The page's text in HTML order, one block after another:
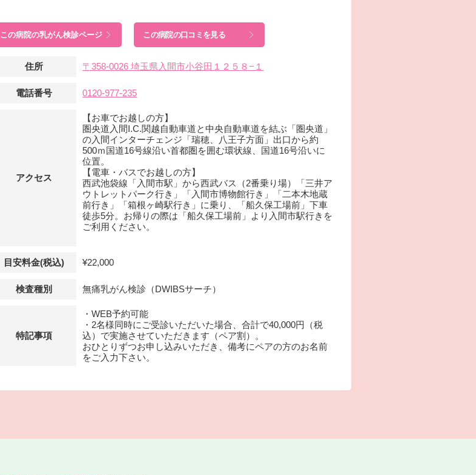
この病院の乳がん検診ページ この病院の口コミを見る
住所 〒358-0026 埼玉県入間市小谷田１２５８−１
電話番号 0120-977-235
アクセス
【お車でお越しの方】
圏央道入間I.C.関越自動車道と中央自動車道を結ぶ「圏央道」
の入間インターチェンジ「瑞穂、八王子方面」出口から約
500ｍ国道16号線沿い首都圏を囲む環状線、国道16号沿いに
位置。
【電車・バスでお越しの方】
西武池袋線「入間市駅」から西武バス（2番乗り場）「三井ア
ウトレットパーク行き」「入間市博物館行き」「二本木地蔵
前行き」「箱根ヶ崎駅行き」に乗り、「船久保工場前」下車
徒歩5分。お帰りの際は「船久保工場前」より入間市駅行きを
ご利用ください。
目安料金(税込) ¥22,000
検査種別 無痛乳がん検診（DWIBSサーチ）
特記事項
・WEB予約可能
・2名様同時にご受診いただいた場合、合計で40,000円（税
込）で実施させていただきます（ペア割）。
おひとりずつお申し込みいただき、備考にペアの方のお名前
をご入力下さい。